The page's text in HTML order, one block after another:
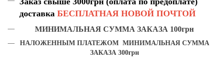
доставка БЕСПЛАТНАЯ НОВОЙ ПОЧТОЙ
МИНИМАЛЬНАЯ СУММА ЗАКАЗА 100грн
НАЛОЖЕННЫМ ПЛАТЕЖОМ МИНИМАЛЬНАЯ СУММА
ЗАКАЗА 300грн